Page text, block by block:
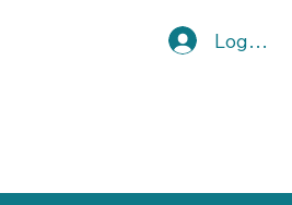
Logg inn